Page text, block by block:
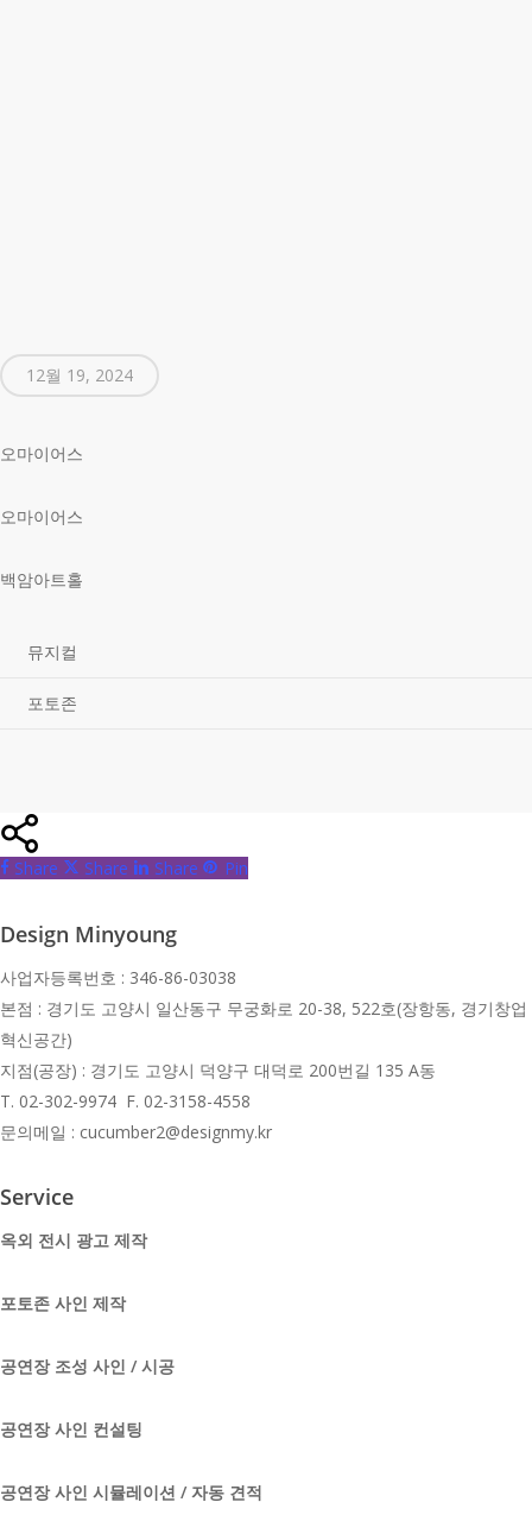
12월 19, 2024
오마이어스
오마이어스
백암아트홀
뮤지컬
포토존
Share
Share
Share Share Pin
Design Minyoung
사업자등록번호 : 346-86-03038
본점 : 경기도 고양시 일산동구 무궁화로 20-38, 522호(장항동, 경기창업
혁신공간)
지점(공장) : 경기도 고양시 덕양구 대덕로 200번길 135 A동
T. 02-302-9974 F. 02-3158-4558
문의메일 : cucumber2@designmy.kr
Service
옥외 전시 광고 제작
포토존 사인 제작
공연장 조성 사인 / 시공
공연장 사인 컨설팅
공연장 사인 시뮬레이션 / 자동 견적